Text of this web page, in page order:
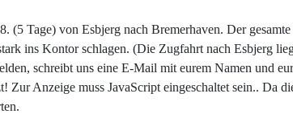
(5 Tage) von Esbjerg nach Bremerhaven. Der
ins Kontor schlagen. (Die Zugfahrt nach Esbjerg
schreibt uns eine E-Mail mit eurem Namen und
Zur Anzeige muss JavaScript eingeschaltet sein.. Da